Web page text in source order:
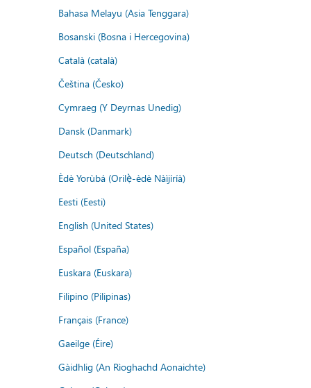
Bahasa Melayu (Asia Tenggara)
Bosanski (Bosna i Hercegovina)
Català (català)
Čeština (Česko)
Cymraeg (Y Deyrnas Unedig)
Dansk (Danmark)
Deutsch (Deutschland)
Èdè Yorùbá (Orilẹ̀-èdè Nàìjíríà)
Eesti (Eesti)
English (United States)
Español (España)
Euskara (Euskara)
Filipino (Pilipinas)
Français (France)
Gaeilge (Éire)
Gàidhlig (An Rìoghachd Aonaichte)